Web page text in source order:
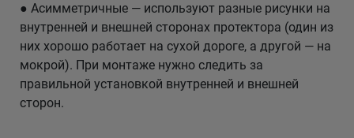
● Асимметричные — используют разные рисунки на
внутренней и внешней сторонах протектора (один из
них хорошо работает на сухой дороге, а другой — на
мокрой). При монтаже нужно следить за
правильной установкой внутренней и внешней
сторон.